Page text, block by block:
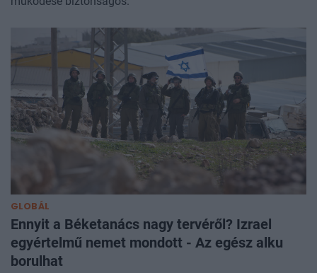
GLOBÁL
Ennyit a Béketanács nagy tervéről? Izrael
egyértelmű nemet mondott - Az egész alku
borulhat